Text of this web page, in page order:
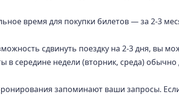
время для покупки билетов — за 2-3
сдвинуть поездку на 2-3 дня, вы
в середине недели (вторник, среда)
запоминают ваши запросы.